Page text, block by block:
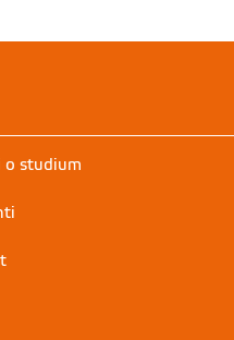
o studium